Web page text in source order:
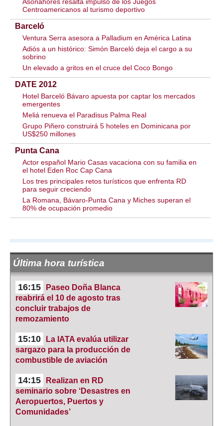
Asonahores resalta impulso de los Juegos
Centroamericanos al turismo deportivo
Barceló
Ventura Serra asesora a Palladium en América Latina
Adiós a un histórico: Simón Barceló deja el cargo a su
sobrino
Un elevado a gritos en el cruce del Coco Bongo
DATE 2012
Hotel Barceló Bávaro apuesta por captar los mercados
emergentes
Meliá renueva el Paradisus Palma Real
Grupo Piñero construirá 5 hoteles en Dominicana por
US$250 millones
Punta Cana
Actor español Mario Casas vacaciona con su familia en
el hotel Eden Roc Cap Cana
Los tres principales retos turísticos que enfrenta RD
para seguir creciendo
La Romana, Bávaro-Punta Cana y Miches superan el
80% de ocupación promedio
Última hora turística
16:15
Paseo Doña Blanca
reabrirá el 10 de agosto tras
concluir trabajos de
remozamiento
15:10
La IATA evalúa utilizar
sargazo para la producción de
combustible de aviación
14:15
Realizan en RD
seminario sobre ‘Desastres en
Aeropuertos, Puertos y
Comunidades’